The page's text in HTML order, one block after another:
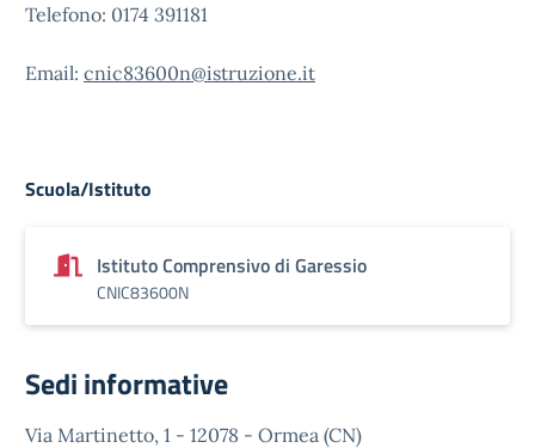
Telefono: 0174 391181
Email: cnic83600n@istruzione.it
Scuola/Istituto
Istituto Comprensivo di Garessio
CNIC83600N
Sedi informative
Via Martinetto, 1 - 12078 - Ormea (CN)